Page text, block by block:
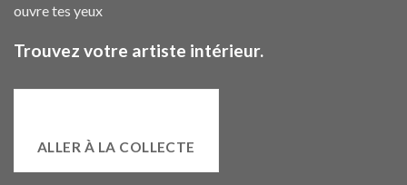
ouvre tes yeux
Trouvez votre artiste intérieur.
ALLER À LA COLLECTE